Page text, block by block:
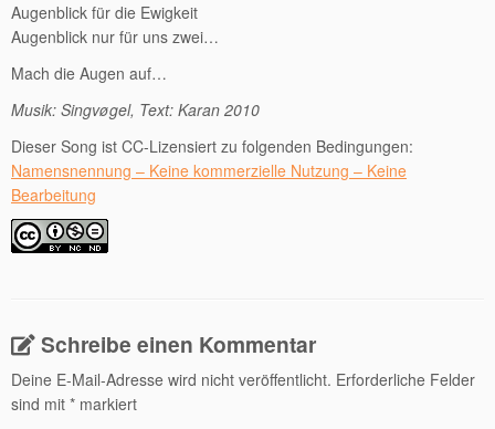
Augenblick für die Ewigkeit
Augenblick nur für uns zwei…
Mach die Augen auf…
Musik: Singvøgel, Text: Karan 2010
Dieser Song ist CC-Lizensiert zu folgenden Bedingungen:
Namensnennung – Keine kommerzielle Nutzung – Keine
Bearbeitung
Schreibe einen Kommentar
Deine E-Mail-Adresse wird nicht veröffentlicht. Erforderliche Felder
sind mit * markiert